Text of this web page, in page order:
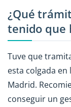
¿Qué
tenido que
Tuve que
esta colgada en
Madrid.
conseguir un